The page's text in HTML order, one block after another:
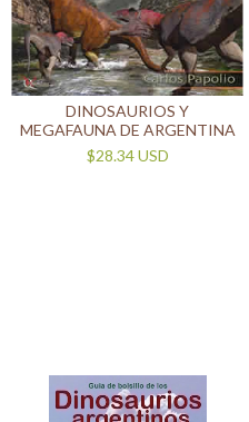
DINOSAURIOS Y
MEGAFAUNA DE ARGENTINA
$28.34 USD